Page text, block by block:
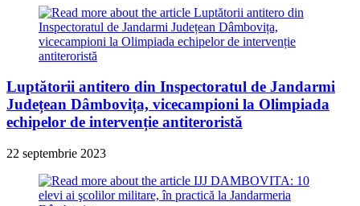
Luptătorii antitero din Inspectoratul de Jandarmi
Județean Dâmbovița, vicecampioni la Olimpiada
echipelor de intervenție antiteroristă
22 septembrie 2023